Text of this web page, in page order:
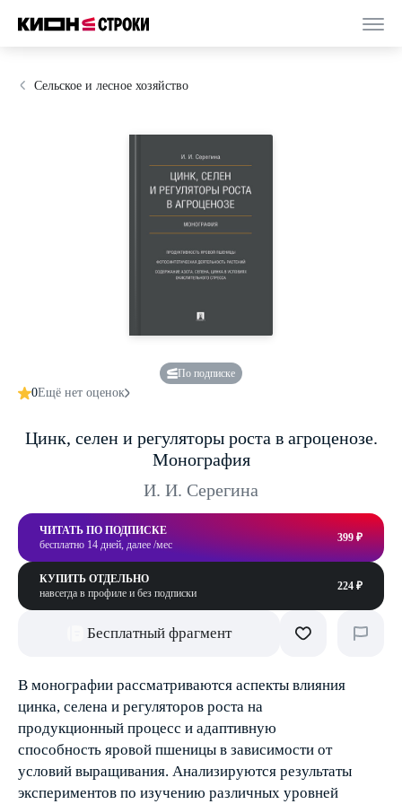
Сельское и лесное хозяйство
По подписке
0Ещё нет оценок
Цинк, селен и регуляторы роста в агроценозе.
Монография
И. И. Серегина
ЧИТАТЬ ПО ПОДПИСКЕ
бесплатно 14 дней, далее /мес
399 ₽
КУПИТЬ ОТДЕЛЬНО
навсегда в профиле и без подписки
224 ₽
Бесплатный фрагмент
В монографии рассматриваются аспекты влияния
цинка, селена и регуляторов роста на
продукционный процесс и адаптивную
способность яровой пшеницы в зависимости от
условий выращивания. Анализируются результаты
экспериментов по изучению различных уровней